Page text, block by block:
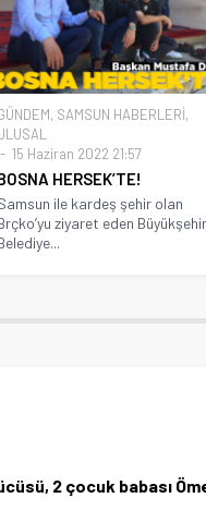
, SAMSUN HABERLERİ,
15 Haziran 2022 21:57
HERSEK’TE!
ile kardeş şehir olan
ziyaret eden Büyükşehir
2 çocuk babası